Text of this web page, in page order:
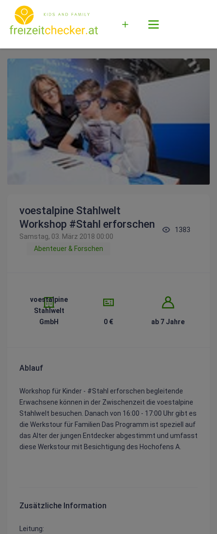
voestalpine Stahlwelt
Workshop #Stahl erforschen
Samstag, 03. März 2018 00:00
Abenteuer & Forschen
1383
voestalpine
Stahlwelt
GmbH
0 € ab 7 Jahre
Ablauf
Workshop für Kinder - #Stahl erforschen begleitende
Erwachsene können in der Zwischenzeit die voestalpine
Stahlwelt besuchen. Danach von 16:00 - 17:00 Uhr gibt es
die Werkstour für Familien Das Programm ist speziell auf
das Alter der jungen Entdecker abgestimmt und umfasst
diese Werkstour mit Besichtigung des Hochofens A.
Zusätzliche Information
Leitung: